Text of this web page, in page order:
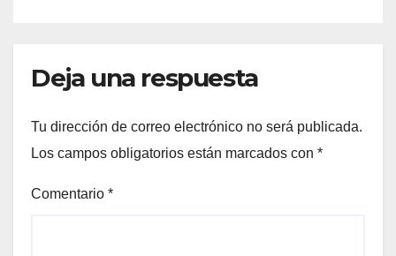
Deja una respuesta
Tu dirección de correo electrónico no será publicada.
Los campos obligatorios están marcados con *
Comentario *